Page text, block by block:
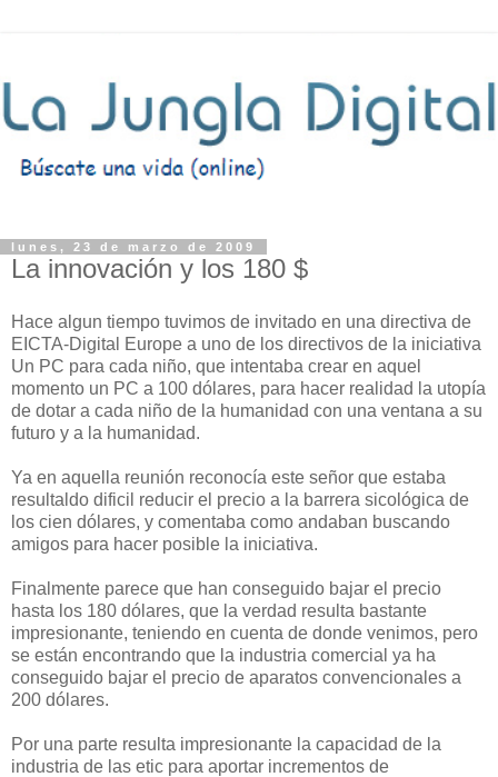
lunes, 23 de marzo de 2009
La innovación y los 180 $
Hace algun tiempo tuvimos de invitado en una directiva de
EICTA-Digital Europe a uno de los directivos de la iniciativa
Un PC para cada niño, que intentaba crear en aquel
momento un PC a 100 dólares, para hacer realidad la utopía
de dotar a cada niño de la humanidad con una ventana a su
futuro y a la humanidad.
Ya en aquella reunión reconocía este señor que estaba
resultaldo dificil reducir el precio a la barrera sicológica de
los cien dólares, y comentaba como andaban buscando
amigos para hacer posible la iniciativa.
Finalmente parece que han conseguido bajar el precio
hasta los 180 dólares, que la verdad resulta bastante
impresionante, teniendo en cuenta de donde venimos, pero
se están encontrando que la industria comercial ya ha
conseguido bajar el precio de aparatos convencionales a
200 dólares.
Por una parte resulta impresionante la capacidad de la
industria de las etic para aportar incrementos de